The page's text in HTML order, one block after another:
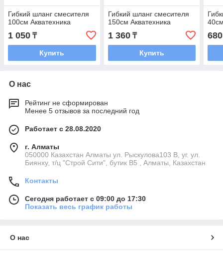
Гибкий шланг смесителя
100см Акватехника
1 050 ₸
Купить
Гибкий шланг смесителя
150см Акватехника
1 360₸
Купить
680
О нас
Рейтинг не сформирован
Менее 5 отзывов за последний год
Работает с 28.08.2020
г. Алматы
050000 Казахстан Алматы ул. Рыскулова103 В, уг. ул.
Биянху, т/ц "Строй Сити", бутик В5 , Алматы, Казахстан
Контакты
Сегодня работает с 09:00 до 17:30
Показать весь график работы
О нас